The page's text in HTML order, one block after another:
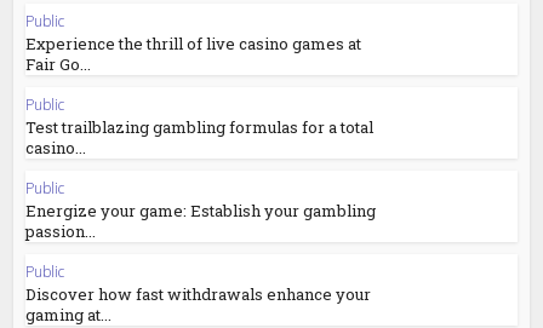
Public
Experience the thrill of live casino games at
Fair Go...
Public
Test trailblazing gambling formulas for a total
casino...
Public
Energize your game: Establish your gambling
passion...
Public
Discover how fast withdrawals enhance your
gaming at...